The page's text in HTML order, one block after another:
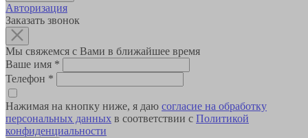
Авторизация
Заказать звонок
Мы свяжемся с Вами в ближайшее время
Ваше имя *
Телефон *
Нажимая на кнопку ниже, я даю согласие на обработку
персональных данных в соответствии с Политикой
конфиденциальности